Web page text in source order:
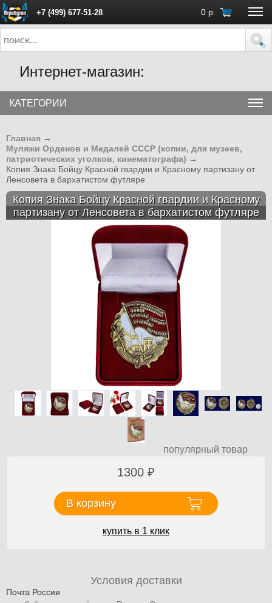
+7 (499) 677-51-28 0 р.
ПН - ПТ с 10:00 до 18:00 (Москва)
Интернет-магазин:
КАТЕГОРИИ
Главная →
Муляжи Орденов и Медалей СССР (копии, для музеев,
патриотических уголков, кинематографа) →
Копия Знака Бойцу Красной гвардии и Красному партизану от
Ленсовета в бархатистом футляре
Копия Знака Бойцу Красной гвардии и Красному
партизану от Ленсовета в бархатистом футляре
популярный товар
1300 ₽
В корзину
купить в 1 клик
Условия доставки
Почта России